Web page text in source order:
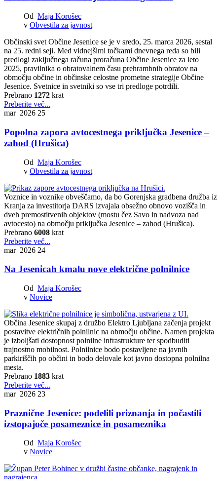
Od Maja Korošec
v Obvestila za javnost
Občinski svet Občine Jesenice se je v sredo, 25. marca 2026, sestal
na 25. redni seji. Med vidnejšimi točkami dnevnega reda so bili
predlogi zaključnega računa proračuna Občine Jesenice za leto
2025, pravilnika o obratovalnem času prehrambnih obratov na
območju občine in občinske celostne prometne strategije Občine
Jesenice. Svetnice in svetniki so vse tri predloge potrdili.
Prebrano 1272 krat
Preberite več...
mar 2026 25
Popolna zapora avtocestnega priključka Jesenice –
zahod (Hrušica)
Od Maja Korošec
v Obvestila za javnost
Voznice in voznike obveščamo, da bo Gorenjska gradbena družba iz
Kranja za investitorja DARS izvajala obsežno obnovo vozišča in
dveh premostitvenih objektov (mostu čez Savo in nadvoza nad
avtocesto) na območju priključka Jesenice – zahod (Hrušica).
Prebrano 6008 krat
Preberite več...
mar 2026 24
Na Jesenicah kmalu nove električne polnilnice
Od Maja Korošec
v Novice
Občina Jesenice skupaj z družbo Elektro Ljubljana začenja projekt
postavitve električnih polnilnic na območju občine. Namen projekta
je izboljšati dostopnost polnilne infrastrukture ter spodbuditi
trajnostno mobilnost. Polnilnice bodo postavljene na javnih
parkiriščih po občini in bodo delovale kot javno dostopna polnilna
mesta.
Prebrano 1883 krat
Preberite več...
mar 2026 23
Praznične Jesenice: podelili priznanja in počastili
izstopajoče posameznice in posameznika
Od Maja Korošec
v Novice